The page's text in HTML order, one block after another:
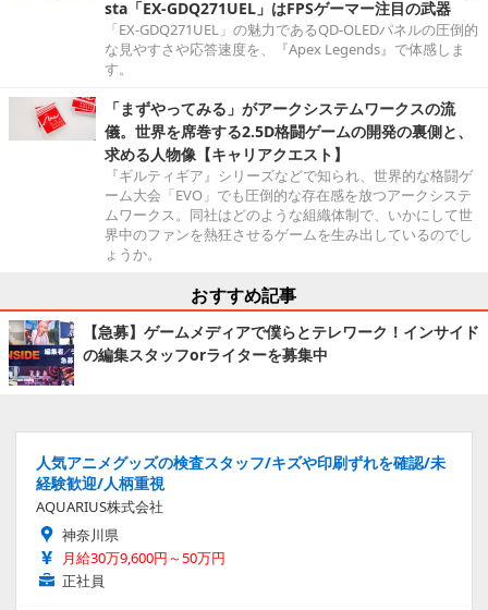
sta「EX-GDQ271UEL」はFPSゲーマー注目の武器
「EX-GDQ271UEL」の魅力であるQD-OLEDパネルの圧倒的
な見やすさや応答速度を、『Apex Legends』で体感しま
す。
「まずやってみる」がアークシステムワークスの流
儀。世界を席巻する2.5D格闘ゲームの開発の裏側と、
求める人物像【キャリアクエスト】
『ギルティギア』シリーズなどで知られ、世界的な格闘ゲ
ーム大会「EVO」でも圧倒的な存在感を放つアークシステ
ムワークス。同社はどのような組織体制で、いかにして世
界中のファンを熱狂させるゲームを生み出しているのでし
ょうか。
おすすめ記事
【急募】ゲームメディアで僕らとテレワーク！インサイド
の編集スタッフorライターを募集中
人気アニメグッズの検査スタッフ/キズや印刷ずれを確認/未
経験歓迎/人柄重視
AQUARIUS株式会社
神奈川県
月給30万9,600円～50万円
正社員